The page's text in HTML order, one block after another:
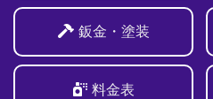
鈑金・塗装
料金表